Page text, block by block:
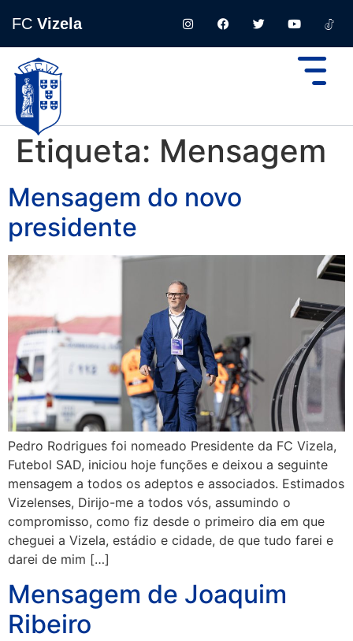
FC Vizela
Etiqueta: Mensagem
Mensagem do novo
presidente
Pedro Rodrigues foi nomeado Presidente da FC Vizela,
Futebol SAD, iniciou hoje funções e deixou a seguinte
mensagem a todos os adeptos e associados. Estimados
Vizelenses, Dirijo-me a todos vós, assumindo o
compromisso, como fiz desde o primeiro dia em que
cheguei a Vizela, estádio e cidade, de que tudo farei e
darei de mim […]
Mensagem de Joaquim
Ribeiro